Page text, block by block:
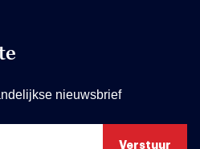
nieuwsbrief